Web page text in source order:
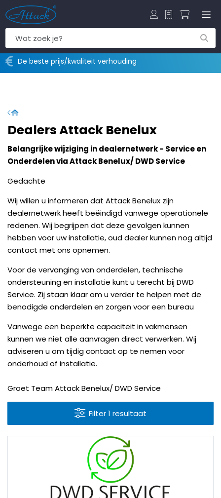
Offerte
De beste prijs/kwaliteit verhouding
Home
Dealers Attack Benelux
Belangrijke wijziging in dealernetwerk - Service en
Onderdelen via Attack Benelux/ DWD Service
Gedachte
Wij willen u informeren dat Attack Benelux zijn
dealernetwerk heeft beëindigd vanwege operationele
redenen. Wij begrijpen dat deze gevolgen kunnen
hebben voor uw installatie, oud dealer kunnen nog altijd
contact met ons opnemen.
Voor de vervanging van onderdelen, technische
ondersteuning en installatie kunt u terecht bij DWD
Service. Zij staan ​​klaar om u verder te helpen met de
benodigde onderdelen en zorgen voor een bureau
Vanwege een beperkte capaciteit in vakmensen
kunnen we niet alle aanvragen direct verwerken. Wij
adviseren u om tijdig contact op te nemen voor
onderhoud of installatie.
Groet Team Attack Benelux/ DWD Service
Filter 1 resultaat